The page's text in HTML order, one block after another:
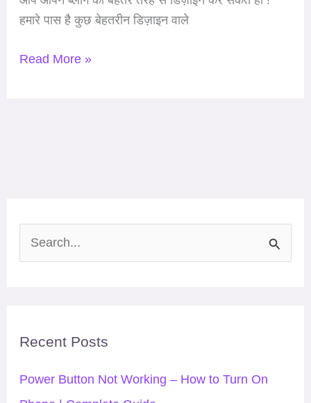
हमारे पास है कुछ बेहतरीन डिज़ाइन वाले
Read More »
c
h
f
Recent Posts
Power Button Not Working – How to Turn On